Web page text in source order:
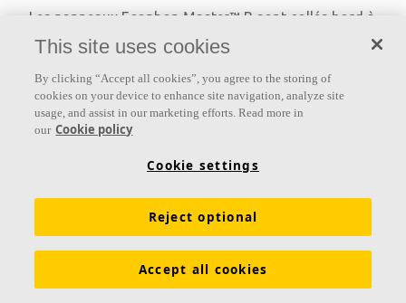
Les panneaux Ecophon Master™ B sont collés bord à
bord directement sur le support, créant ainsi un
et
Classe d’absorption A
Bords peints
Fixation directe avec de la colle
This site uses cookies
By clicking “Accept all cookies”, you agree to the storing of
cookies on your device to enhance site navigation, analyze site
usage, and assist in our marketing efforts. Read more in
our Cookie policy
Cookie settings
Reject optional
Accept all cookies